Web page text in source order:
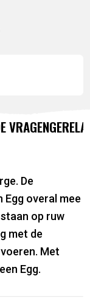
VRAGEN
De
Egg overal mee
op ruw
met de
Met
Egg.